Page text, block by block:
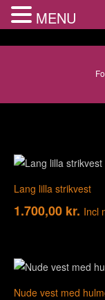
Lang lilla strikvest
1.700,00 kr. Incl
Nude vest med
MENU